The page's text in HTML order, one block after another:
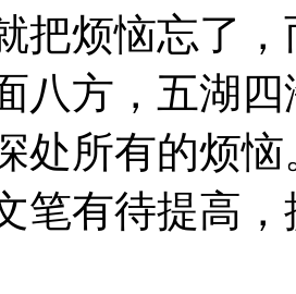
把烦恼忘了
八方，五湖
处所有的烦恼
有待提高，